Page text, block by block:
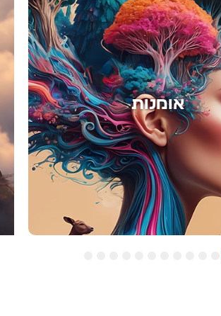
אימון